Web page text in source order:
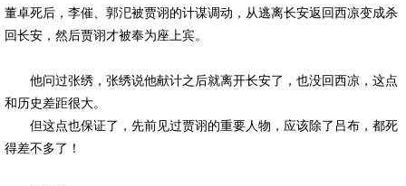
董卓死后，李催、郭汜被贾诩的计谋调动，从逃离长安返回西凉变成杀
回长安，然后贾诩才被奉为座上宾。
他问过张绣，张绣说他献计之后就离开长安了，也没回西凉，这点
和历史差距很大。
但这点也保证了，先前见过贾诩的重要人物，应该除了吕布，都死
得差不多了！